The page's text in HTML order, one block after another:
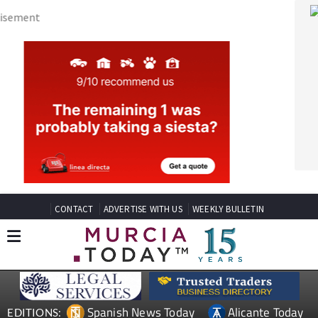
CONTACT ADVERTISE WITH US WEEKLY BULLETIN
EDITIONS: Spanish News Today
Alicante Today
Andalucia Today